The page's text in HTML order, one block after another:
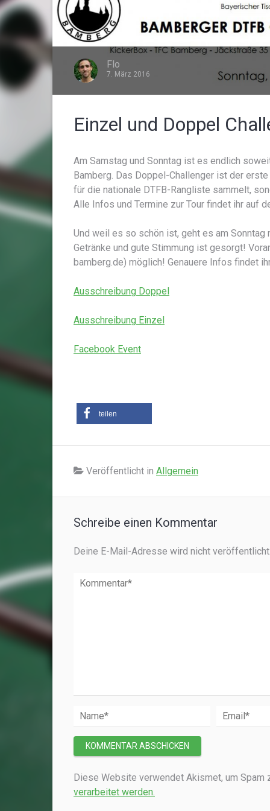
Flo
7. März 2016
Einzel und Doppel
Am Samstag und Sonntag ist es endlich
Bamberg. Das Doppel-Challenger ist der
für die nationale DTFB-Rangliste sammelt,
Alle Infos und Termine zur Tour findet ihr auf
Und weil es so schön ist, geht es am
Getränke und gute Stimmung ist gesorgt!
bamberg.de) möglich! Genauere Infos findet
Ausschreibung Doppel
Ausschreibung Einzel
Facebook Event
teilen
Veröffentlicht in Allgemein
Schreibe einen Kommentar
Deine E-Mail-Adresse wird nicht veröffentlicht.
Diese Website verwendet Akismet, um Spam
verarbeitet werden.